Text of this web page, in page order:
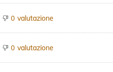
0 valutazione
0 valutazione